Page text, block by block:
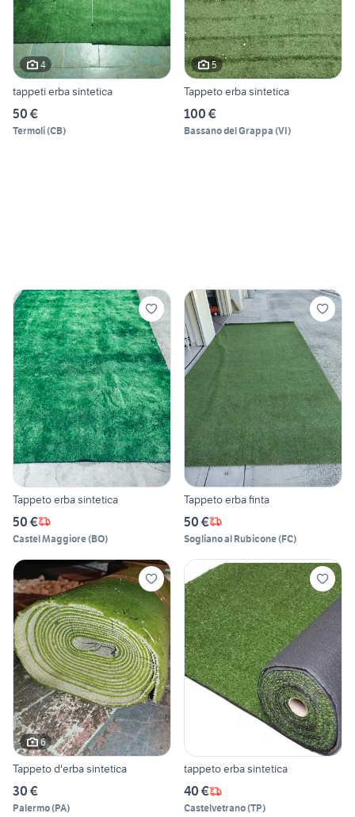
4
tappeti erba sintetica
50 €
Termoli(CB)
5
Tappeto erba sintetica
100 €
Bassano del Grappa (VI)
Tappeto erba sintetica
50 €
Castel Maggiore(BO)
Tappeto erba finta
50 €
Sogliano al Rubicone(FC)
6
Tappeto d'erba sintetica
30 €
Palermo(PA)
tappeto erba sintetica
40 €
Castelvetrano(TP)